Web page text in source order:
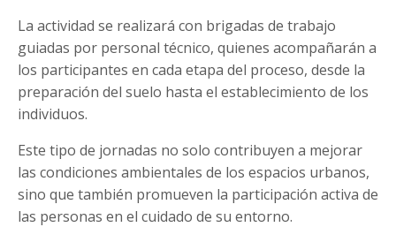
La actividad se realizará con brigadas de trabajo
guiadas por personal técnico, quienes acompañarán a
los participantes en cada etapa del proceso, desde la
preparación del suelo hasta el establecimiento de los
individuos.
Este tipo de jornadas no solo contribuyen a mejorar
las condiciones ambientales de los espacios urbanos,
sino que también promueven la participación activa de
las personas en el cuidado de su entorno.